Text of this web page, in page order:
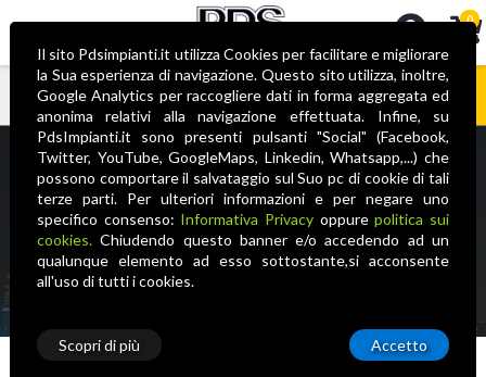
0
Nessun prodotto nel carrello
NIVIAN RETAIL
Il sito Pdsimpianti.it utilizza Cookies per facilitare e migliorare
la Sua esperienza di navigazione. Questo sito utilizza, inoltre,
Google Analytics per raccogliere dati in forma aggregata ed
anonima relativi alla navigazione effettuata. Infine, su
PdsImpianti.it sono presenti pulsanti "Social" (Facebook,
Twitter, YouTube, GoogleMaps, Linkedin, Whatsapp,...) che
possono comportare il salvataggio sul Suo pc di cookie di tali
terze parti. Per ulteriori informazioni e per negare uno
specifico consenso: Informativa Privacy oppurepolitica sui
cookies.Chiudendo questo banner e/o accedendo ad un
qualunque elemento ad esso sottostante,si acconsente
all'uso di tutti i cookies.
Scopri di più Accetto